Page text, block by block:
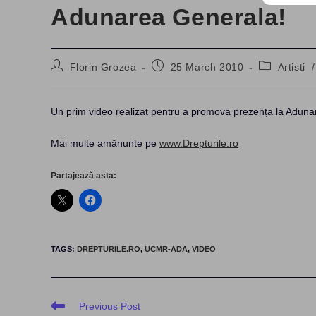
Adunarea Generala!
PostFlorin Grozea
Post25 March 2010
PostArtisti /
Un prim video realizat pentru a promova prezența la
Mai multe amănunte pe www.Drepturile.ro
Partajează asta:
TAGS: DREPTURILE.RO, UCMR-ADA, VIDEO
Read
Previous Post